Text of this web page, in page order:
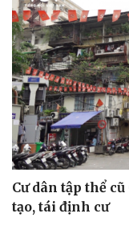
Cư dân tập thể
tạo, tái định cư